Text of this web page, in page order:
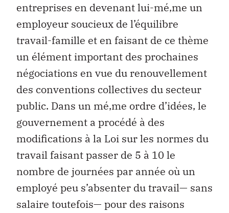
entreprises en devenant lui-mé‚me un
employeur soucieux de l’équilibre
travail-famille et en faisant de ce thème
un élément important des prochaines
négociations en vue du renouvellement
des conventions collectives du secteur
public. Dans un mé‚me ordre d’idées, le
gouvernement a procédé à des
modifications à la Loi sur les normes du
travail faisant passer de 5 à 10 le
nombre de journées par année où un
employé peu s’absenter du travail— sans
salaire toutefois— pour des raisons